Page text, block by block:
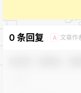
0 条回复 A 文章作